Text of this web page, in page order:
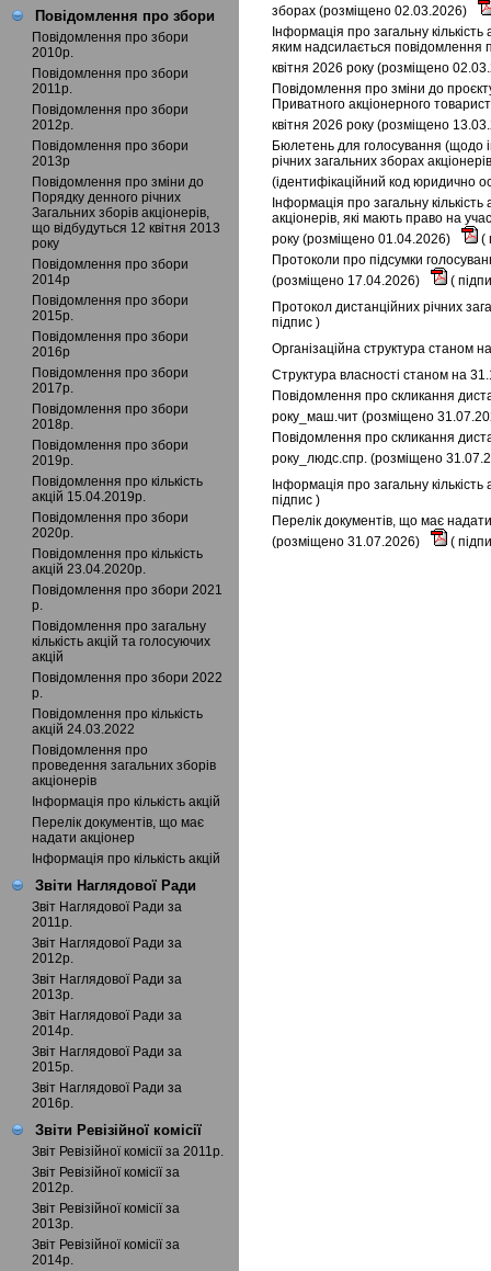
Повідомлення про збори
Повідомлення про збори
2010р.
Повідомлення про збори
2011р.
Повідомлення про збори
2012р.
Повідомлення про збори
2013р
Повідомлення про зміни до
Порядку денного річних
Загальних зборів акціонерів,
що відбудуться 12 квітня 2013
року
Повідомлення про збори
2014р
Повідомлення про збори
2015р.
Повідомлення про збори
2016р
Повідомлення про збори
2017р.
Повідомлення про збори
2018р.
Повідомлення про збори
2019р.
Повідомлення про кількість
акцій 15.04.2019р.
Повідомлення про збори
2020р.
Повідомлення про кількість
акцій 23.04.2020р.
Повідомлення про збори 2021
р.
Повідомлення про загальну
кількість акцій та голосуючих
акцій
Повідомлення про збори 2022
р.
Повідомлення про кількість
акцій 24.03.2022
Повідомлення про
проведення загальних зборів
акціонерів
Інформація про кількість акцій
Перелік документів, що має
надати акціонер
Інформація про кількість акцій
Звіти Наглядової Ради
Звіт Наглядової Ради за
2011р.
Звіт Наглядової Ради за
2012р.
Звіт Наглядової Ради за
2013р.
Звіт Наглядової Ради за
2014р.
Звіт Наглядової Ради за
2015р.
Звіт Наглядової Ради за
2016р.
Звіти Ревізійної комісії
Звіт Ревізійної комісії за 2011р.
Звіт Ревізійної комісії за
2012р.
Звіт Ревізійної комісії за
2013р.
Звіт Ревізійної комісії за
2014р.
зборах (розміщено 02.03.2026)
Інформація про загальну
яким надсилається повідомлення
квітня 2026 року (розміщено
Повідомлення про зміни до
Приватного акціонерного
квітня 2026 року (розміщено
Бюлетень для голосування (щодо
річних загальних зборах
(ідентифікаційний код юридично
Інформація про загальну
акціонерів, які мають право на
року (розміщено 01.04.2026)
(
Протоколи про підсумки
(розміщено 17.04.2026)
(
Протокол дистанційних річних
підпис )
Організаційна структура станом
Структура власності станом на
Повідомлення про скликання
року_маш.чит (розміщено
Повідомлення про скликання
року_людс.спр. (розміщено
Інформація про загальну
підпис )
Перелік документів, що має
(розміщено 31.07.2026)
(